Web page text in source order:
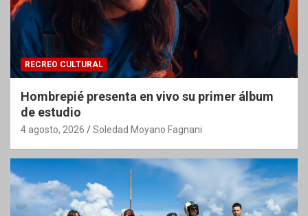
RECREO CULTURAL
Hombrepié presenta en vivo su primer álbum
de estudio
4 agosto, 2026 Soledad Moyano Fagnani